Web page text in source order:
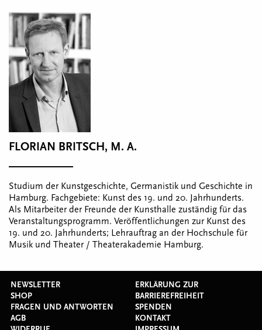
FLORIAN BRITSCH, M. A.
Studium der Kunstgeschichte, Germanistik und Geschichte in
Hamburg. Fachgebiete: Kunst des 19. und 20. Jahrhunderts.
Als Mitarbeiter der Freunde der Kunsthalle zuständig für das
Veranstaltungsprogramm. Veröffentlichungen zur Kunst des
19. und 20. Jahrhunderts; Lehrauftrag an der Hochschule für
Musik und Theater / Theaterakademie Hamburg.
NEWSLETTER
SHOP
FRAGEN UND ANTWORTEN
AGB
ERKLÄRUNG ZUR
BARRIEREFREIHEIT
SPENDEN
KONTAKT